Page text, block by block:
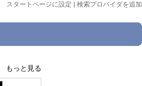
スタートページに設定 | 検索プロバイダを追加
もっと見る